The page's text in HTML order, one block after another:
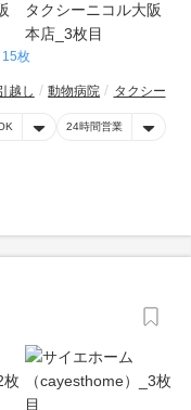
15枚
越し 動物病院 タクシー
24時間営業